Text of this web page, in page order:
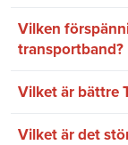
Vilken
transportband?
Vilket är bättre
Vilket är det